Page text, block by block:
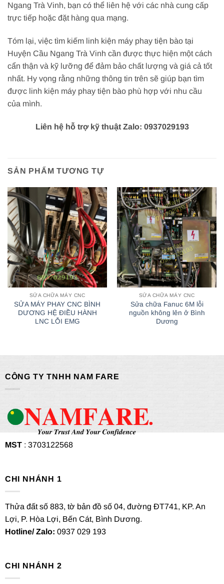
Ngang Trà Vinh, bạn có thể liên hệ với các nhà cung cấp
trực tiếp hoặc đặt hàng qua mạng.
Tóm lại, việc tìm kiếm linh kiện máy phay tiện bào tại
Huyện Cầu Ngang Trà Vinh cần được thực hiện một cách
cẩn thận và kỹ lưỡng để đảm bảo chất lượng và giá cả tốt
nhất. Hy vọng rằng những thông tin trên sẽ giúp bạn tìm
được linh kiện máy phay tiện bào phù hợp với nhu cầu
của mình.
Liên hệ hỗ trợ kỹ thuật Zalo: 0937029193
SẢN PHẨM TƯƠNG TỰ
SỬA CHỮA MÁY CNC
SỬA MÁY PHAY CNC BÌNH
DƯƠNG HỆ ĐIỀU HÀNH
LNC LỖI EMG
SỬA CHỮA MÁY CNC
Sửa chữa Fanuc 6M lỗi
nguồn không lên ở Bình
Dương
CÔNG TY TNHH NAM FARE
MST: 3703122568
CHI NHÁNH 1
Thửa đất số 883, tờ bản đồ số 04, đường ĐT741, KP. An
Lợi, P. Hòa Lợi, Bến Cát, Bình Dương.
Hotline/ Zalo: 0937 029 193
CHI NHÁNH 2